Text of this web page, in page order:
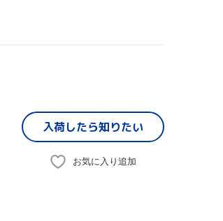
入荷したら知りたい
お気に入り追加